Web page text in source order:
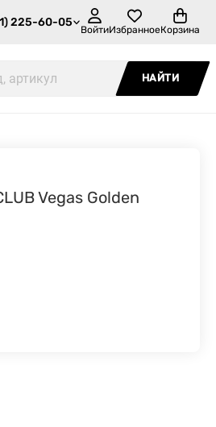
225-60-05
ВойтиИзбранноеКорзина
НАЙТИ
Vegas Golden